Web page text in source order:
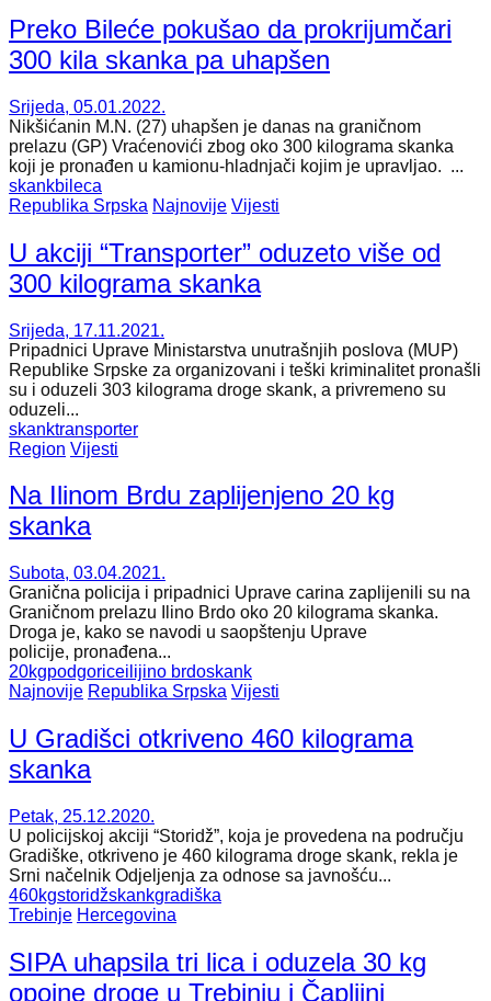
Preko Bileće pokušao da prokrijumčari
300 kila skanka pa uhapšen
Srijeda, 05.01.2022.
Nikšićanin M.N. (27) uhapšen je danas na graničnom
prelazu (GP) Vraćenovići zbog oko 300 kilograma skanka
koji je pronađen u kamionu-hladnjači kojim je upravljao. ...
skankbileca
Republika Srpska Najnovije Vijesti
U akciji “Transporter” oduzeto više od
300 kilograma skanka
Srijeda, 17.11.2021.
Pripadnici Uprave Ministarstva unutrašnjih poslova (MUP)
Republike Srpske za organizovani i teški kriminalitet pronašli
su i oduzeli 303 kilograma droge skank, a privremeno su
oduzeli...
skanktransporter
Region Vijesti
Na Ilinom Brdu zaplijenjeno 20 kg
skanka
Subota, 03.04.2021.
Granična policija i pripadnici Uprave carina zaplijenili su na
Graničnom prelazu Ilino Brdo oko 20 kilograma skanka.
Droga je, kako se navodi u saopštenju Uprave
policije, pronađena...
20kgpodgoriceilijino brdoskank
Najnovije Republika Srpska Vijesti
U Gradišci otkriveno 460 kilograma
skanka
Petak, 25.12.2020.
U policijskoj akciji “Storidž”, koja je provedena na području
Gradiške, otkriveno je 460 kilograma droge skank, rekla je
Srni načelnik Odjeljenja za odnose sa javnošću...
460kgstoridžskankgradiška
Trebinje Hercegovina
SIPA uhapsila tri lica i oduzela 30 kg
opojne droge u Trebinju i Čapljini